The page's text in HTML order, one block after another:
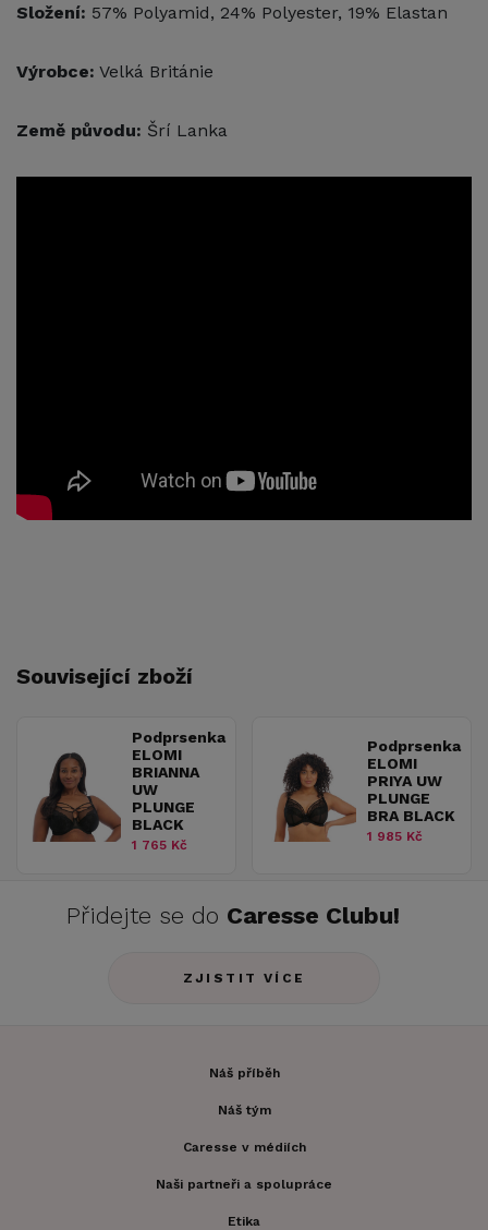
Složení: 57% Polyamid, 24% Polyester, 19% Elastan
Výrobce: Velká Británie
Země původu: Šrí Lanka
Související zboží
Podprsenka
ELOMI
BRIANNA
UW
PLUNGE
BLACK
1 765 Kč
Podprsenka
ELOMI
PRIYA UW
PLUNGE
BRA BLACK
1 985 Kč
Přidejte se do Caresse Clubu!
ZJISTIT VÍCE
Náš příběh
Náš tým
Caresse v médiích
Naši partneři a spolupráce
Etika